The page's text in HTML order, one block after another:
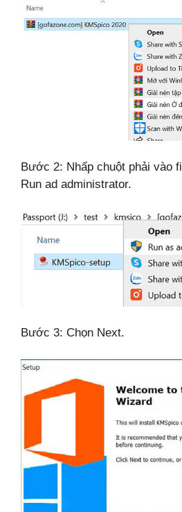
Bước 2: Nhấp chuột phải vào
Run ad administrator.
Bước 3: Chọn Next.